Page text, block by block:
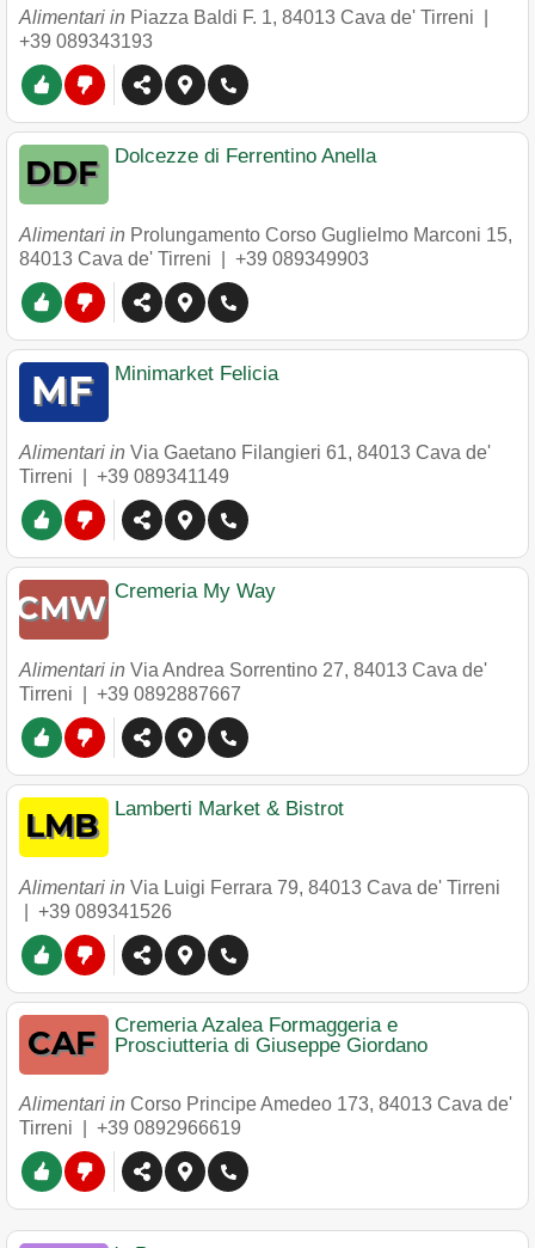
Alimentari in Piazza Baldi F. 1, 84013 Cava de' Tirreni
+39 089343193
Dolcezze di Ferrentino Anella
Alimentari in Prolungamento Corso Guglielmo Marconi 15,
84013 Cava de' Tirreni +39 089349903
Minimarket Felicia
Alimentari in Via Gaetano Filangieri 61, 84013 Cava de'
Tirreni
+39 089341149
Cremeria My Way
Alimentari in Via Andrea Sorrentino 27, 84013 Cava de'
Tirreni
+39 0892887667
Lamberti Market & Bistrot
Alimentari in Via Luigi Ferrara 79, 84013 Cava de' Tirreni
+39 089341526
Cremeria Azalea Formaggeria e
Prosciutteria di Giuseppe Giordano
Alimentari in Corso Principe Amedeo 173, 84013 Cava de'
Tirreni
+39 0892966619